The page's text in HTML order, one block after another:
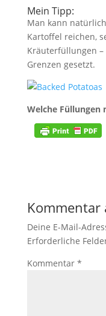
Mein Tipp:
Man kann
Kartoffel reichen,
Kräuterfüllungen –
Grenzen gesetzt.
Welche Füllungen
Kommentar
Deine E-Mail-
Erforderliche
Kommentar *